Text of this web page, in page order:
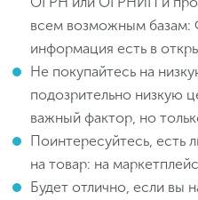
всем возможным
информация есть в
Не покупайтесь на
подозрительно низкую
важный фактор, но
Поинтересуйтесь, есть
на товар: на
Будет отлично, если вы